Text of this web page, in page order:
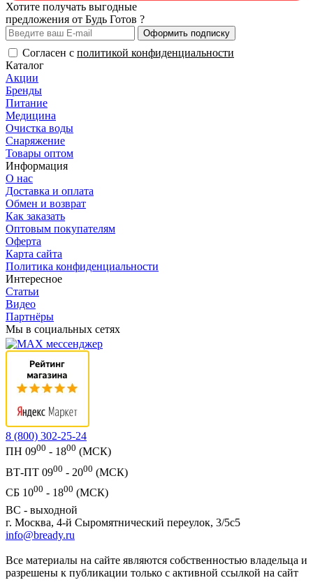
Хотите получать выгодные
предложения от Будь Готов ?
Оформить подписку
Согласен с политикой конфиденциальности
Каталог
Акции
Бренды
Питание
Медицина
Очистка воды
Снаряжение
Товары оптом
Информация
О нас
Доставка и оплата
Обмен и возврат
Как заказать
Оптовым покупателям
Оферта
Карта сайта
Политика конфиденциальности
Интересное
Статьи
Видео
Партнёры
Мы в социальных сетях
8 (800) 302-25-24
ПН 0900 - 1800 (МСК)
ВТ-ПТ 0900 - 2000 (МСК)
СБ 1000 - 1800 (МСК)
ВС - выходной
г. Москва, 4-й Сыромятнический переулок, 3/5с5
info@bready.ru
Все материалы на сайте являются собственностью владельца и
разрешены к публикации только с активной ссылкой на сайт